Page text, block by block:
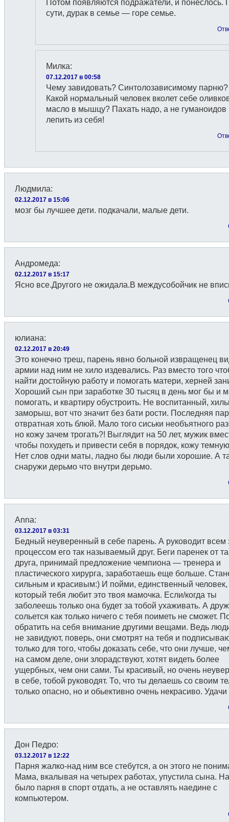
Потом появляются подражатели, и понеслось.
сути, дурак в семье — горе семье.
Милка:
07.12.2017 в 00:58
Чему завидовать? Синтолозависимому парню?
Какой нормальный человек вколет себе
масло в мышцу? Пахать надо, а не гуманоидов
лепить из себя!
Людмила:
02.12.2017 в 15:06
мозг бы лучшее дети. подкачали, малые дети.
Андромеда:
02.12.2017 в 15:17
Ясно все.Другого не ожидала.В междусобойчик не
юлиана:
02.12.2017 в 20:49
Это конечно треш, парень явно больной извращенец
армии над ним не хило издевались. Раз вместо того
найти достойную работу и помогать матери, херней
Хороший сын при заработке 30 тысяц в день мог бы и
помогать, и квартиру обустроить. Не воспитанный,
заморыш, вот что значит без бати рости. Последняя
отвратная хоть блюй. Мало того сиськи необъятного
но кожу зачем трогать?! Выглядит на 50 лет, мужик
чтобы похудеть и привести себя в порядок, кожу
Нет слов одни маты, ладно бы люди были хорошие. А
снаружи дерьмо что внутри дерьмо.
Anna:
03.12.2017 в 03:31
Бедный неуверенный в себе парень. А руководит всем
процессом его так называемый друг. Беги паренек от
друга, принимай предложение чемпиона — тренера и
пластического хирурга, заработаешь еще больше.
сильным и красивым:) И пойми, единственный человек,
который тебя любит это твоя мамочка. Если/когда ты
заболеешь только она будет за тобой ухаживать. А
сольется как только ничего с тебя поиметь не сможет.
обратить на себя внимание другими вещами. Ведь
не завидуют, поверь, они смотрят на тебя и
только для того, чтобы доказать себе, что они лучше,
на самом деле, они злорадствуют, хотят видеть более
ущербных, чем они сами. Ты красивый, но очень
в себе, тобой руководят. То, что ты делаешь со своим
только опасно, но и обьективно очень некрасиво. Удачи
Дон Педро:
03.12.2017 в 12:22
Парня жалко-над ним все стебутся, а он этого не
Мама, вкалывая на четырех работах, упустила сына.
было парня в спорт отдать, а не оставлять наедине с
компьютером.